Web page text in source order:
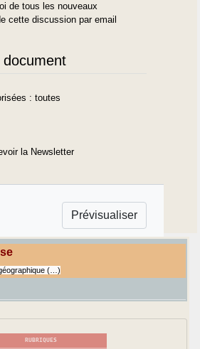
de tous les nouveaux
cette discussion par email
: toutes
la Newsletter
(…)
RUBRIQUES